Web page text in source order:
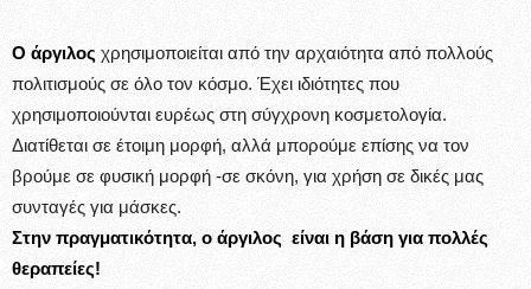
Ο άργιλος χρησιμοποιείται από την αρχαιότητα από πολλούς
πολιτισμούς σε όλο τον κόσμο. Έχει ιδιότητες που
χρησιμοποιούνται ευρέως στη σύγχρονη κοσμετολογία.
Διατίθεται σε έτοιμη μορφή, αλλά μπορούμε επίσης να τον
βρούμε σε φυσική μορφή -σε σκόνη, για χρήση σε δικές μας
συνταγές για μάσκες.
Στην πραγματικότητα, ο άργιλος είναι η βάση για πολλές
θεραπείες!